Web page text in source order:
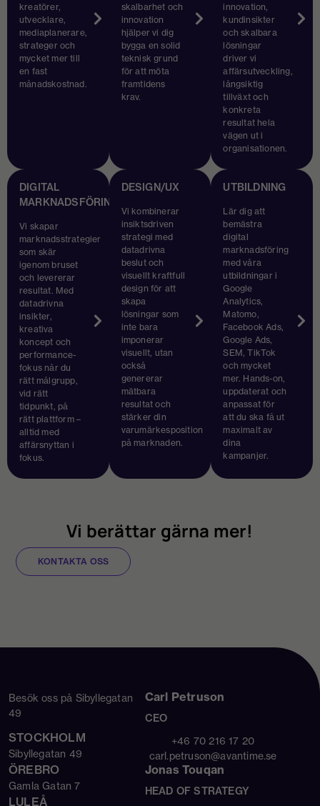
kreatörer,
utvecklare,
mediaplanerare,
strateger och
mycket mer till
en fast
månadskostnad.
skalbarhet och
innovation
hjälper vi dig
bygga en solid
teknisk grund
för att möta
framtidens
krav.
innovation,
kundinsikter
och skalbara
lösningar
driver vi
affärsutveckling,
långsiktig
tillväxt och
konkreta
resultat hela
vägen ut i
organisationen.
DIGITAL
MARKNADSFÖRING
Vi skapar
marknadsstrategier
som skär
igenom bruset
och levererar
resultat. Med
datadrivna
insikter,
kreativa
koncept och
performance-
fokus når du
rätt målgrupp,
vid rätt
tidpunkt, på
rätt plattform –
alltid med
affärsnyttan i
fokus.
DESIGN/UX
Vi kombinerar
insiktsdriven
strategi med
datadrivna
beslut och
visuellt kraftfull
design för att
skapa
lösningar som
inte bara
imponerar
visuellt, utan
också
genererar
mätbara
resultat och
stärker din
varumärkesposition
på marknaden.
UTBILDNING
Lär dig att
bemästra
digital
marknadsföring
med våra
utbildningar i
Google
Analytics,
Matomo,
Facebook Ads,
Google Ads,
SEM, TikTok
och mycket
mer. Hands-on,
uppdaterat och
anpassat för
att du ska få ut
maximalt av
dina
kampanjer.
Vi berättar gärna mer!
KONTAKTA OSS
Besök oss på Sibyllegatan
49
STOCKHOLM
Sibyllegatan 49
ÖREBRO
Gamla Gatan 7
LULEÅ
Carl Petruson
CEO
+46 70 216 17 20
carl.petruson@avantime.se
Jonas Touqan
HEAD OF STRATEGY